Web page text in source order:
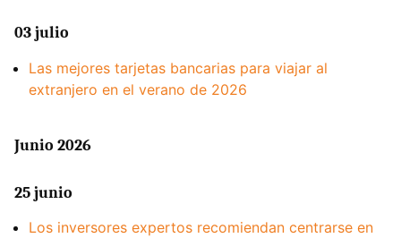
03 julio
Las mejores tarjetas bancarias para viajar al
extranjero en el verano de 2026
Junio 2026
25 junio
Los inversores expertos recomiendan centrarse en